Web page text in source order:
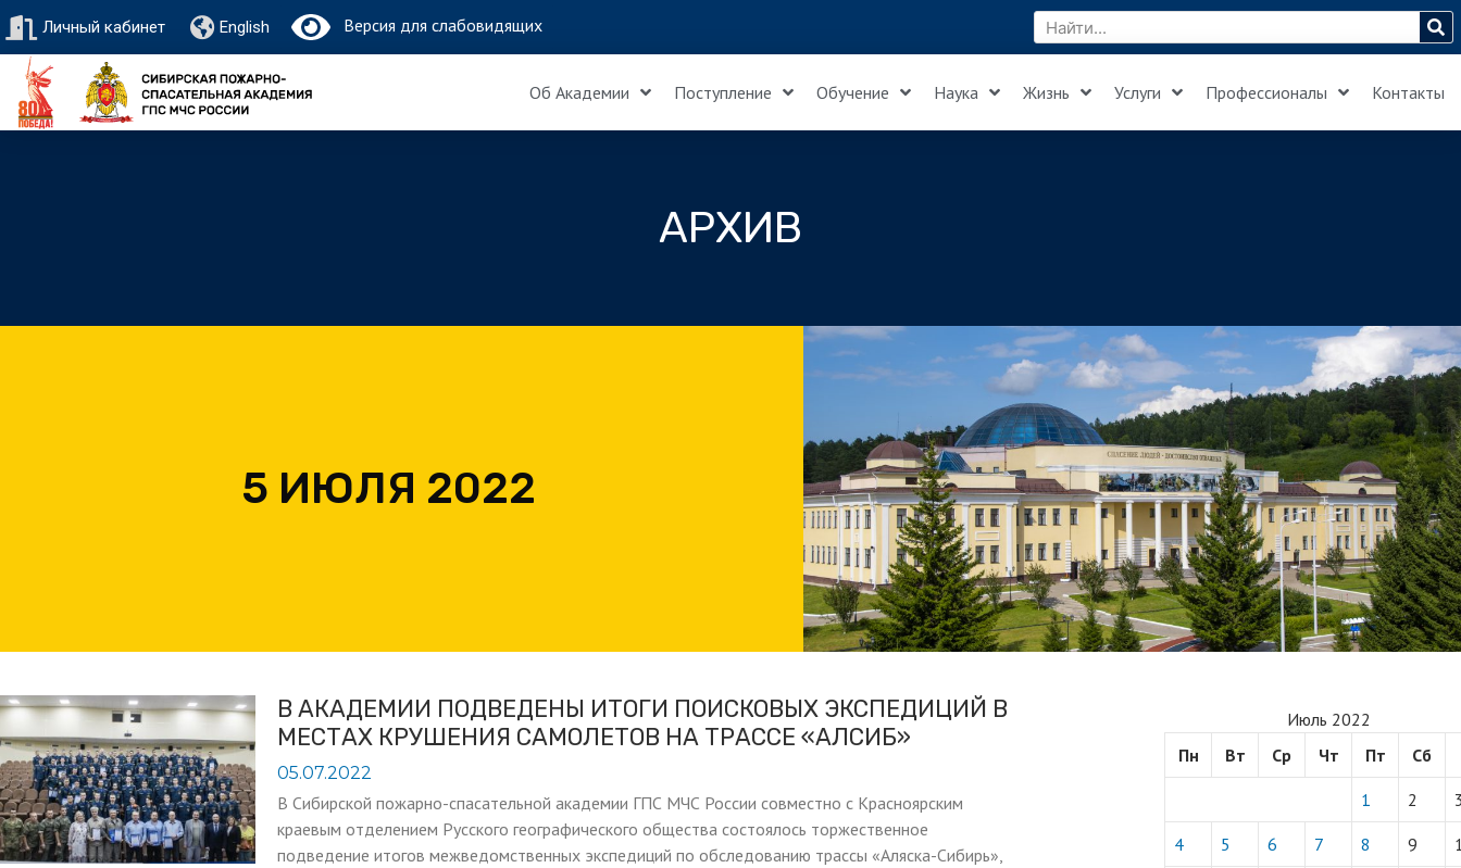
Личный кабинет English Версия для слабовидящих
Об Академии Поступление Обучение Наука Жизнь Услуги Профессионалы Контакты
АРХИВ
5 ИЮЛЯ 2022
В АКАДЕМИИ ПОДВЕДЕНЫ ИТОГИ ПОИСКОВЫХ ЭКСПЕДИЦИЙ В
МЕСТАХ КРУШЕНИЯ САМОЛЕТОВ НА ТРАССЕ «АЛСИБ»
05.07.2022
В Сибирской пожарно-спасательной академии ГПС МЧС России совместно с Красноярским
краевым отделением Русского географического общества состоялось торжественное
подведение итогов межведомственных экспедиций по обследованию трассы «Аляска-Сибирь»,
Июль 2022
Пн
Вт Ср Чт Пт Сб
1 2
4 5 6 7 8 9